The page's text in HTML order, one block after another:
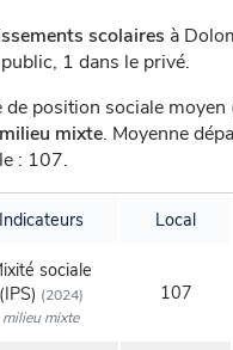
scolaires à
1 dans le privé.
de position sociale moyen
milieu mixte. Moyenne
: 107.
Indicateurs Local
sociale
(IPS) (2024)
milieu mixte
107